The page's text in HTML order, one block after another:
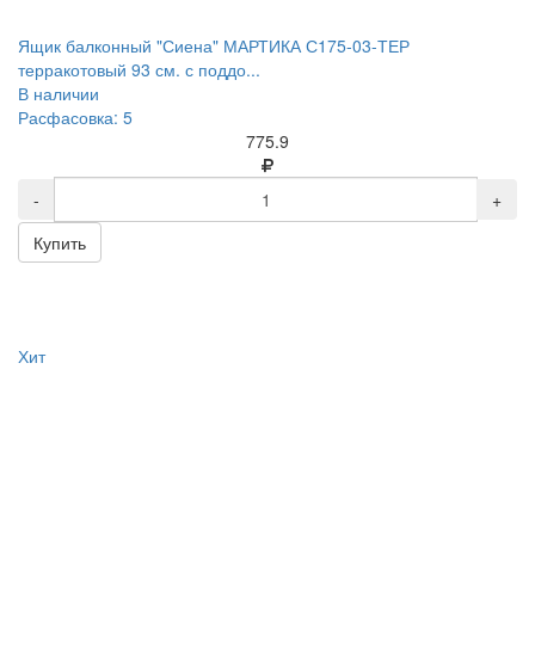
Ящик балконный "Сиена" МАРТИКА С175-03-ТЕР
терракотовый 93 см. с поддо...
В наличии
Расфасовка: 5
775.9
-
+
Купить
Хит